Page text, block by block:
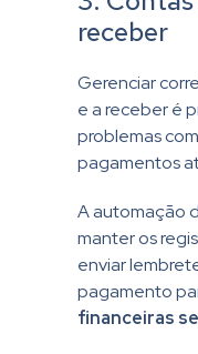
receber
Gerenciar
e a receber é
problemas
pagamentos
A automação
manter os
enviar
pagamento
financeiras